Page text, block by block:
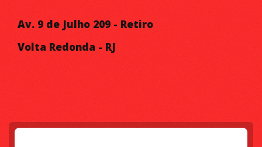
Av. 9 de Julho 209 - Retiro
Volta Redonda - RJ